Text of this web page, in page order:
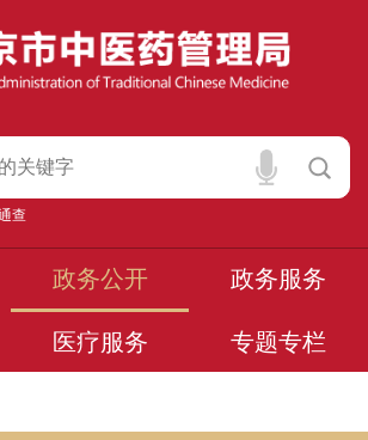
查
政务公开 政务服务
医疗服务 专题专栏